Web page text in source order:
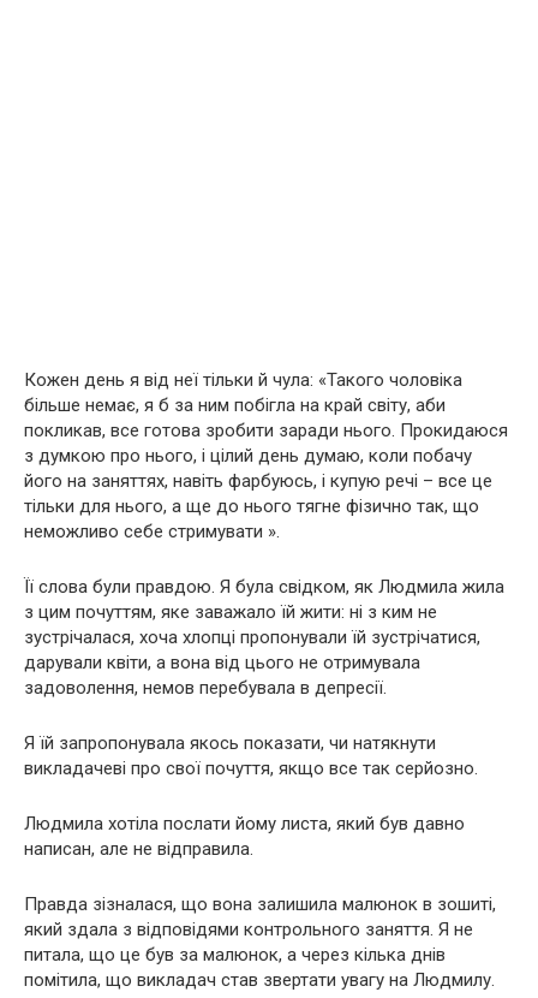
Кожен день я від неї тільки й чула: «Такого чоловіка
більше немає, я б за ним побігла на край світу, аби
покликав, все готова зробити заради нього. Прокидаюся
з думкою про нього, і цілий день думаю, коли побачу
його на заняттях, навіть фарбуюсь, і купую речі – все це
тільки для нього, а ще до нього тягне фізично так, що
неможливо себе стримувати ».
Її слова були правдою. Я була свідком, як Людмила жила
з цим почуттям, яке заважало їй жити: ні з ким не
зустрічалася, хоча хлопці пропонували їй зустрічатися,
дарували квіти, а вона від цього не отримувала
задоволення, немов перебувала в депресії.
Я їй запропонувала якось показати, чи натякнути
викладачеві про свої почуття, якщо все так серйозно.
Людмила хотіла послати йому листа, який був давно
написан, але не відправила.
Правда зізналася, що вона залишила малюнок в зошиті,
який здала з відповідями контрольного заняття. Я не
питала, що це був за малюнок, а через кілька днів
помітила, що викладач став звертати увагу на Людмилу.